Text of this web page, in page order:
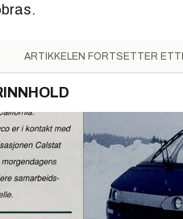
ARTIKKELEN FORTSETTER